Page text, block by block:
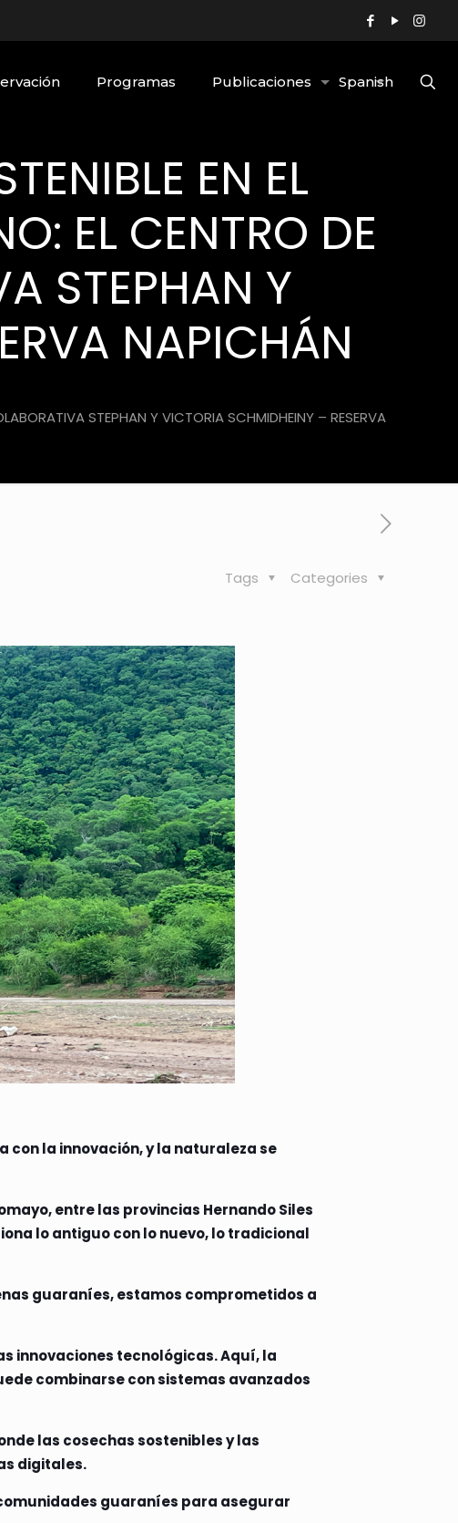
Programas Publicaciones Spanish
EN EL
EL CENTRO DE
STEPHAN Y
NAPICHÁN
STEPHAN Y VICTORIA SCHMIDHEINY – RESERVA
Categories
Tags
con la innovación, y la naturaleza se
entre las provincias Hernando Siles
lo antiguo con lo nuevo, lo tradicional
guaraníes, estamos comprometidos a
innovaciones tecnológicas. Aquí, la
combinarse con sistemas avanzados
las cosechas sostenibles y las
digitales.
guaraníes para asegurar